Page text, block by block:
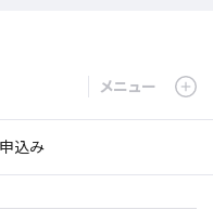
込み